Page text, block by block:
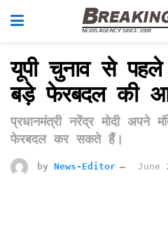
यूपी चुनाव से पहले
बड़े फेरबदल की
प्रधानमंत्री नरेंद्र मोदी अपने
फेरबदल कर सकते हैं।
by News-Editor June